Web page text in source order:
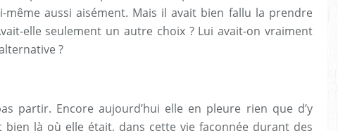
même aussi aisément. Mais il avait bien fallu la prendre
elle seulement un autre choix ? Lui avait-on vraiment
?
partir. Encore aujourd’hui elle en pleure rien que d’y
bien là où elle était, dans cette vie façonnée durant des